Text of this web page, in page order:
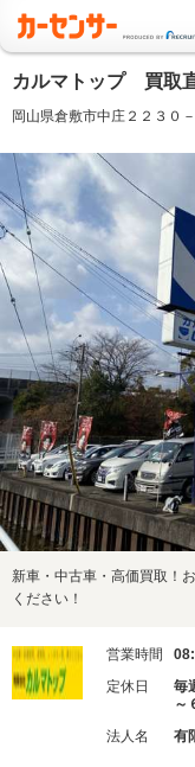
カルマトップ 買取
岡山県倉敷市中庄２２３０
新車・中古車・高価買取！
ください！
営業時間
定休日
毎
～
法人名
有